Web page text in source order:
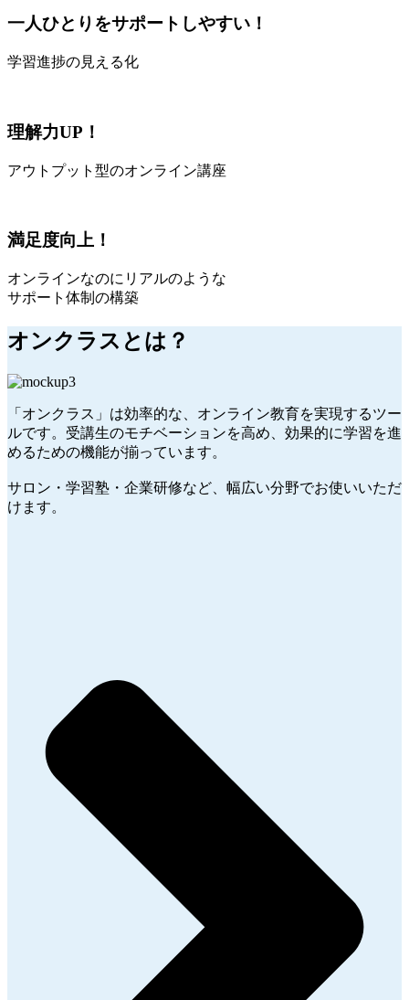
一人ひとりをサポートしやすい！
学習進捗の見える化
理解力UP！
アウトプット型のオンライン講座
満足度向上！
オンラインなのにリアルのような
サポート体制の構築
オンクラス とは？
「オンクラス」は効率的な、オンライン教育を実現するツー
ルです。受講生のモチベーションを高め、効果的に学習を進
めるための機能が揃っています。
サロン・学習塾・企業研修など、幅広い分野でお使いいただ
けます。